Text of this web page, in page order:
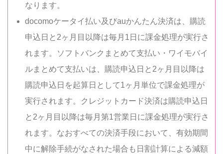
なります。
docomoケータイ払い及びauかんたん決済は、購読
申込日と2ヶ月目以降は毎月1日に課金処理が実行さ
れます。ソフトバンクまとめて支払い・ワイモバイ
ルまとめて支払いは、購読申込日と2ヶ月目以降は
購読申込日を起算日として1ヶ月単位で課金処理が
実行されます。クレジットカード決済は購読申込日
と2ヶ月目以降は毎月第1営業日に課金処理が実行さ
れます。なおすべての決済手段において、有効期間
中に解除手続がなされた場合も日割計算による減額